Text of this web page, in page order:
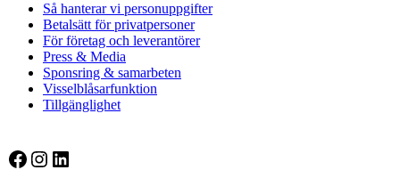
Så hanterar vi personuppgifter
Betalsätt för privatpersoner
För företag och leverantörer
Press & Media
Sponsring & samarbeten
Visselblåsarfunktion
Tillgänglighet
Facebook Instagram LinkedIn